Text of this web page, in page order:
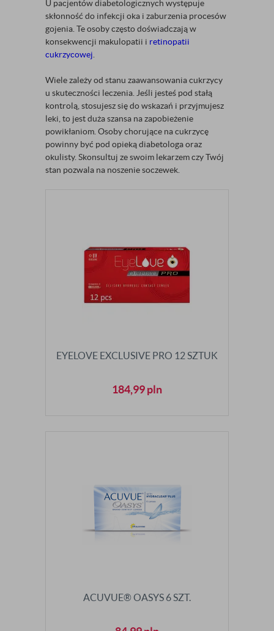
U pacjentów diabetologicznych występuje
skłonność do infekcji oka i zaburzenia procesów
gojenia. Te osoby często doświadczają w
konsekwencji makulopatii i retinopatii
cukrzycowej
Wiele zależy od stanu zaawansowania cukrzycy
u skuteczności leczenia. Jeśli jesteś pod stałą
kontrolą, stosujesz się do wskazań i przyjmujesz
leki, to jest duża szansa na zapobieżenie
powikłaniom. Osoby chorujące na cukrzycę
powinny być pod opieką diabetologa oraz
okulisty. Skonsultuj ze swoim lekarzem czy Twój
stan pozwala na noszenie soczewek.
EYELOVE EXCLUSIVE PRO 12 SZTUK
184,99pln
ACUVUE® OASYS 6 SZT.